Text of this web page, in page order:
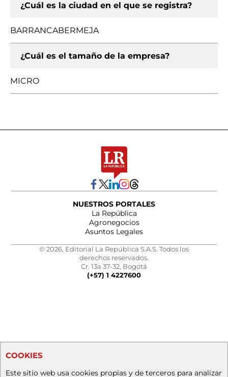
¿Cuál es la ciudad en el que se registra?
BARRANCABERMEJA
¿Cuál es el tamaño de la empresa?
MICRO
NUESTROS PORTALES
La República
Agronegocios
Asuntos Legales
© 2026, Editorial La República S.A.S. Todos los
derechos reservados.
Cr. 13a 37-32, Bogotá
(+57) 1 4227600
COOKIES
Este sitio web usa cookies propias y de terceros para analizar